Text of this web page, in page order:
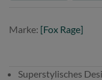
Marke: [Fox Rage]
Superstylisches